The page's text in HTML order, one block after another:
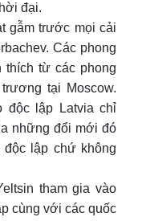
đại.
gẫm trước mọi cải
Các phong
từ các phong
tại Moscow.
độc lập Latvia chỉ
những đổi mới đó
lập chứ không
tham gia vào
cùng với các quốc